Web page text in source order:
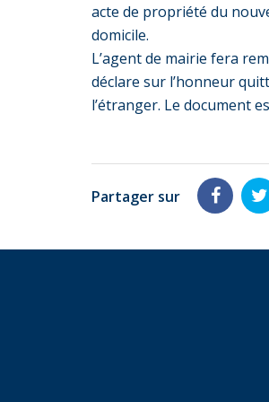
acte de propriété du
domicile.
L’agent de mairie fera
déclare sur l’honneur
l’étranger. Le document
Partager sur